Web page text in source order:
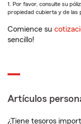
1. Por favor, consulte su
propiedad cubierta y de las
Comience su
sencillo!
Artículos
¿Tiene tesoros